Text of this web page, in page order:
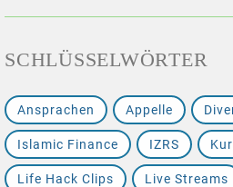
SCHLÜSSELWÖRTER
Ansprachen Appelle
Islamic Finance IZRS
Life Hack Clips Live Streams